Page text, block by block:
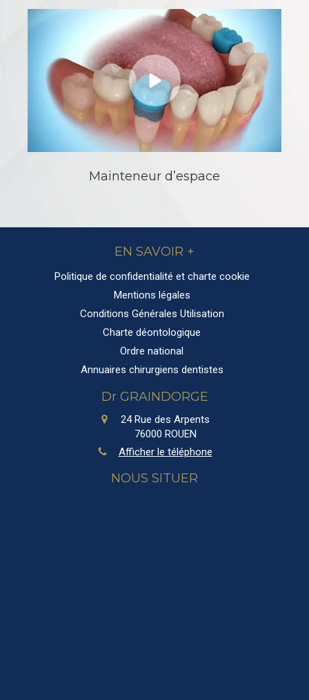
Mainteneur d’espace
EN SAVOIR +
Politique de confidentialité et charte cookie
Mentions légales
Conditions Générales Utilisation
Charte déontologique
Ordre national
Annuaires chirurgiens dentistes
Dr GRAINDORGE
24 Rue des Arpents
76000 ROUEN
Afficher le téléphone
NOUS SITUER